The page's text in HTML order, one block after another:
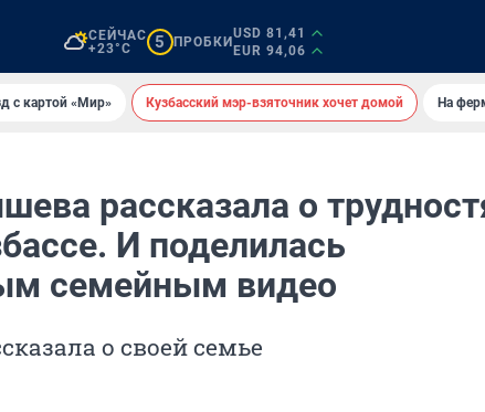
СЕЙЧАС
+23°C
5 ПРОБКИ
USD 81,41
EUR 94,06
с картой «Мир» Кузбасский мэр-взяточник хочет домой На
рассказала о
И поделилась
семейным видео
о своей семье